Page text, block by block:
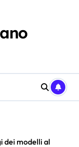
dei modelli al